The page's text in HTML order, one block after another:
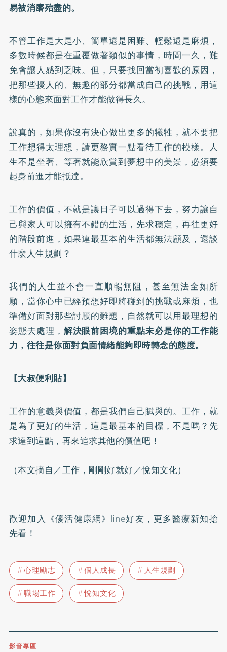
易被消磨殆盡的。
不管工作是大是小、簡單還是困難、輕鬆還是麻煩，
多數時候都是在重覆做著類似的事情，時間一久，難
免會讓人感到乏味。但，只要找回當初喜歡的原因，
把那些擾人的、無趣的部分都當成自己的挑戰，用這
樣的心態來面對工作才能做得長久。
說真的，如果你沒有決心做出更多的犧牲，就不要把
工作想得太理想，請更務實一點看待工作的模樣。人
生不是坐著、等著就能欣賞到夢想中的美景，必須要
起身前進才能抵達。
工作的價值，不就是讓日子可以過得下去，努力讓自
己與家人可以擁有不錯的生活，先求穩定，再往更好
的階段前進，如果連最基本的生活都無法顧及，還談
什麼人生規劃？
我們的人生並不會一直順暢無阻，甚至無法全如所
願，當你心中已經預想好即將碰到的挑戰或麻煩，也
準備好面對那些討厭的難題，自然就可以用最理想的
姿態去處理， 解決眼前困境的重點未必是你的工作能
力，往往是你面對負面情緒能夠即時轉念的態度。
【大叔便利貼】
工作的意義與價值，都是我們自己賦與的。工作，就
是為了更好的生活，這是最基本的目標，不是嗎？先
求達到這點，再來追求其他的價值吧！
（本文摘自／工作，剛剛好就好／悅知文化）
歡迎加入 《優活健康網》line好友 ，更多醫療新知搶
先看！
心理勵志 個人成長
人生規劃
職場工作
悅知文化
影音專區